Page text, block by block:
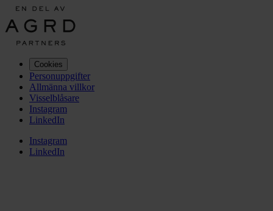
Cookies
Personuppgifter
Allmänna villkor
Visselblåsare
Instagram
LinkedIn
Instagram
LinkedIn